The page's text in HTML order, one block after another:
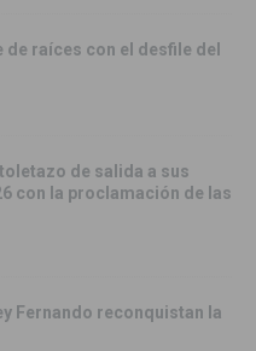
raíces con el desfile del
de salida a sus
con la proclamación de las
Fernando reconquistan la